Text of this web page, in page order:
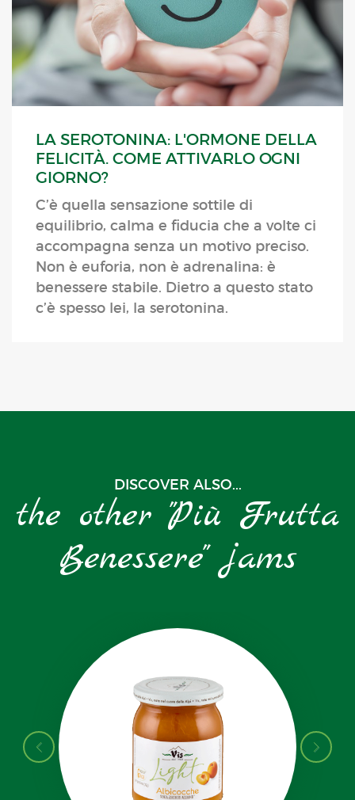
LA SEROTONINA: L'ORMONE DELLA
FELICITÀ. COME ATTIVARLO OGNI
GIORNO?
C’è quella sensazione sottile di
equilibrio, calma e fiducia che a volte ci
accompagna senza un motivo preciso.
Non è euforia, non è adrenalina: è
benessere stabile. Dietro a questo stato
c’è spesso lei, la serotonina.
DISCOVER ALSO...
the other "Più Frutta
Benessere" jams